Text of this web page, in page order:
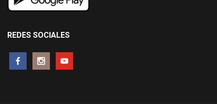
REDES SOCIALES